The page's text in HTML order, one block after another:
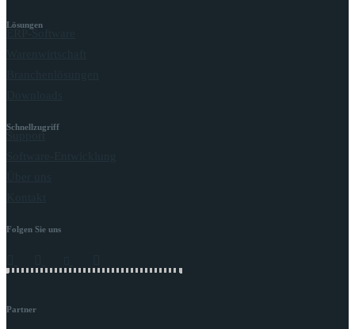
Lösungen
ERP-Software
Schnellzugriff
Support
Folgen Sie uns
Partner